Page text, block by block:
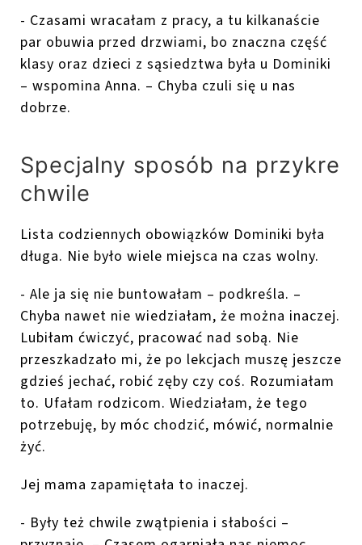
- Czasami wracałam z pracy, a tu kilkanaście
par obuwia przed drzwiami, bo znaczna część
klasy oraz dzieci z sąsiedztwa była u Dominiki
– wspomina Anna. – Chyba czuli się u nas
dobrze.
Specjalny sposób na przykre
chwile
Lista codziennych obowiązków Dominiki była
długa. Nie było wiele miejsca na czas wolny.
- Ale ja się nie buntowałam – podkreśla. –
Chyba nawet nie wiedziałam, że można inaczej.
Lubiłam ćwiczyć, pracować nad sobą. Nie
przeszkadzało mi, że po lekcjach muszę jeszcze
gdzieś jechać, robić zęby czy coś. Rozumiałam
to. Ufałam rodzicom. Wiedziałam, że tego
potrzebuję, by móc chodzić, mówić, normalnie
żyć.
Jej mama zapamiętała to inaczej.
- Były też chwile zwątpienia i słabości –